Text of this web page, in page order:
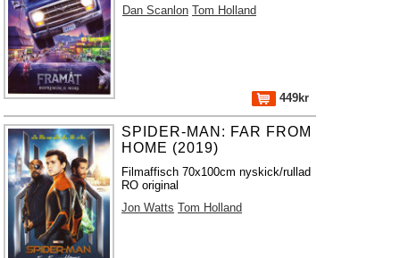
Dan Scanlon Tom Holland
449kr
SPIDER-MAN: FAR FROM
HOME (2019)
Filmaffisch 70x100cm nyskick/rullad
RO original
Jon Watts Tom Holland